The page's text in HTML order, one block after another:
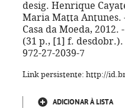
desig. Henrique
Maria Matta Antunes.
Casa da Moeda,
(31 p., [1] f. desdobr.).
972-27-2039-7
Link persistente: http://
ADICIONAR À LISTA